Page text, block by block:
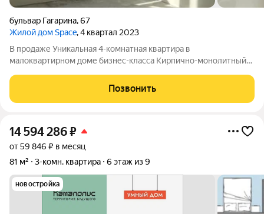
бульвар Гагарина,67
Жилой дом Space, 4 квартал 2023
В продаже Уникальная 4-комнатная квартира в
малоквартирном доме бизнес-класса Кирпично-монолитный
для комфортной городской жизни! Светлая видовая квартира
Позвонить
14 594 286₽
от 59 846 ₽ в месяц
81 м²
3-комн. квартира 6 этаж из 9
новостройка